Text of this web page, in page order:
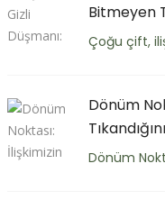
Bitmeyen
Çoğu çift,
Dönüm
Dönüm